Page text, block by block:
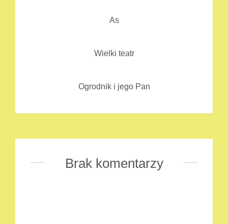
As
Wielki teatr
Ogrodnik i jego Pan
Brak komentarzy